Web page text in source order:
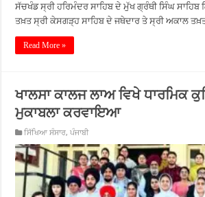
ਸੱਚਖੰਡ ਸ੍ਰੀ ਹਰਿਮੰਦਰ ਸਾਹਿਬ ਦੇ ਮੁੱਖ ਗ੍ਰੰਥੀ ਸਿੰਘ ਸਾਹਿਬ
ਤਖ਼ਤ ਸ੍ਰੀ ਕੇਸਗੜ੍ਹ ਸਾਹਿਬ ਦੇ ਜਥੇਦਾਰ ਤੇ ਸ੍ਰੀ ਅਕਾਲ
Read More »
ਖਾਲਸਾ ਕਾਲਜ ਲਾਅ ਵਿਖੇ ਧਾਰਮਿਕ
ਮੁਕਾਬਲਾ ਕਰਵਾਇਆ
ਸਿੱਖਿਆ ਸੰਸਾਰ,ਪੰਜਾਬੀ